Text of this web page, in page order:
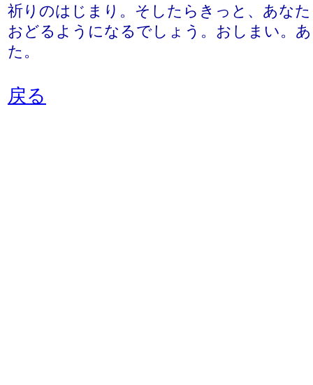
祈りのはじまり。そしたらきっと、あな
おどるようになるでしょう。おしまい。
た。
戻る